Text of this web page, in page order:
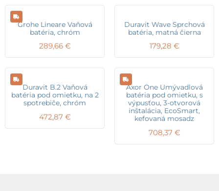
Grohe Lineare Vaňová
batéria, chróm
289,66 €
Duravit Wave Sprchová
batéria, matná čierna
179,28 €
Duravit B.2 Vaňová
batéria pod omietku, na 2
spotrebiče, chróm
472,87 €
Axor One Umývadlová
batéria pod omietku, s
výpusťou, 3-otvorová
inštalácia, EcoSmart,
kefovaná mosadz
708,37 €